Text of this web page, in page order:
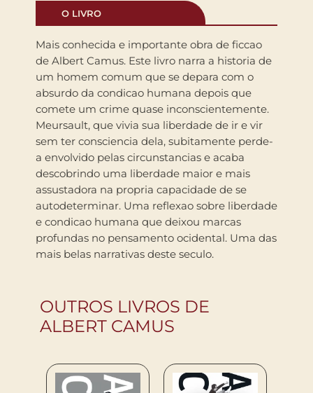
O LIVRO
Mais conhecida e importante obra de ficcao
de Albert Camus. Este livro narra a historia de
um homem comum que se depara com o
absurdo da condicao humana depois que
comete um crime quase inconscientemente.
Meursault, que vivia sua liberdade de ir e vir
sem ter consciencia dela, subitamente perde-
a envolvido pelas circunstancias e acaba
descobrindo uma liberdade maior e mais
assustadora na propria capacidade de se
autodeterminar. Uma reflexao sobre liberdade
e condicao humana que deixou marcas
profundas no pensamento ocidental. Uma das
mais belas narrativas deste seculo.
OUTROS LIVROS DE
ALBERT CAMUS